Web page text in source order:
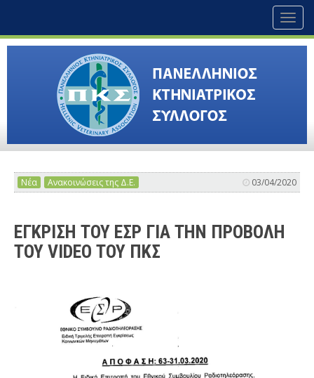
Νέα Ανακοινώσεις της Δ.Ε. 03/04/2020
ΕΓΚΡΙΣΗ ΤΟΥ ΕΣΡ ΓΙΑ ΤΗΝ ΠΡΟΒΟΛΗ
ΤΟΥ VIDEO ΤΟΥ ΠΚΣ